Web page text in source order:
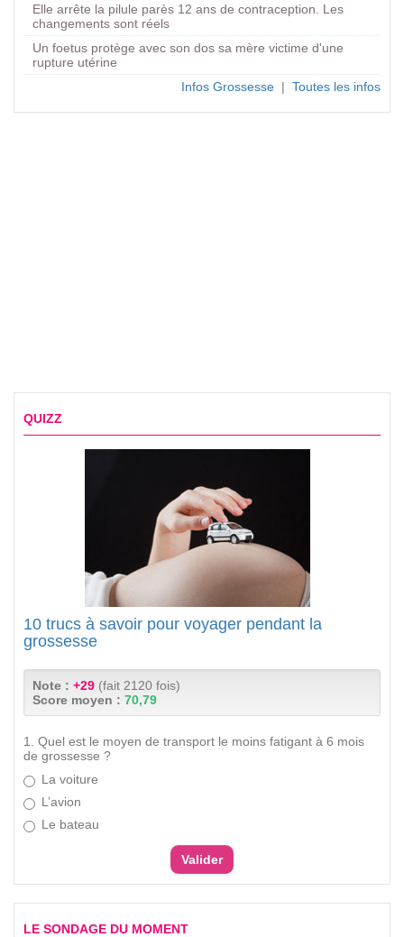
Elle arrête la pilule parès 12 ans de contraception. Les
changements sont réels
Un foetus protège avec son dos sa mère victime d'une
rupture utérine
Infos Grossesse | Toutes les infos
QUIZZ
10 trucs à savoir pour voyager pendant la
grossesse
Note : +29 (fait 2120 fois)
Score moyen : 70,79
1. Quel est le moyen de transport le moins fatigant à 6 mois
de grossesse ?
La voiture
L’avion
Le bateau
LE SONDAGE DU MOMENT